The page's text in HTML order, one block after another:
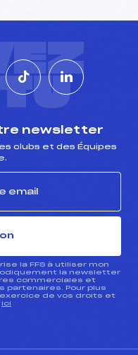
newsletter
clubs et des Équipes
la FFS à utiliser mon
la newsletter
commerciales et
partenaires. Pour plus
de vos droits et
ici